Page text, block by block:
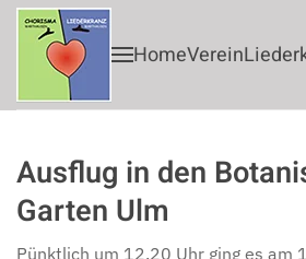
Zum Hauptinhalt springen
HomeVerein
Ausflug in den
Garten Ulm
Pünktlich um 12.20 Uhr ging es am